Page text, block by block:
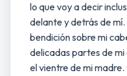
lo que voy a decir
delante y detrás de
bendición sobre mi
delicadas partes de
el vientre de mi